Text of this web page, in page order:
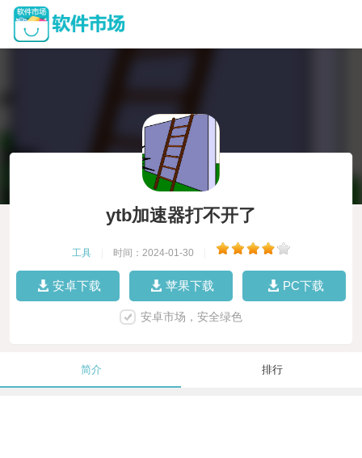
ytb加速器打不开了
工具 时间：2024-01-30
安卓下载 苹果下载 PC下载
安卓市场，安全绿色
简介 排行